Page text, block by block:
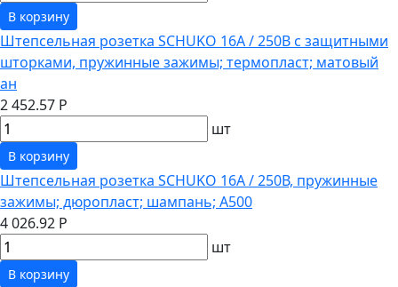
В корзину
Штепсельная розетка SCHUKO 16А / 250В с защитными
шторками, пружинные зажимы; термопласт; матовый
ан
2 452.57 Р
шт
В корзину
Штепсельная розетка SCHUKO 16А / 250В, пружинные
зажимы; дюропласт; шампань; A500
4 026.92 Р
шт
В корзину